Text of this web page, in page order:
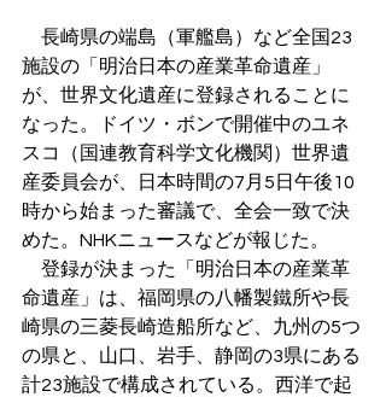
長崎県の端島（軍艦島）など全国23
施設の「明治日本の産業革命遺産」
が、世界文化遺産に登録されることに
なった。ドイツ・ボンで開催中のユネ
スコ（国連教育科学文化機関）世界遺
産委員会が、日本時間の7月5日午後10
時から始まった審議で、全会一致で決
めた。NHKニュースなどが報じた。
登録が決まった「明治日本の産業革
命遺産」は、福岡県の八幡製鐵所や長
崎県の三菱長崎造船所など、九州の5つ
の県と、山口、岩手、静岡の3県にある
計23施設で構成されている。西洋で起